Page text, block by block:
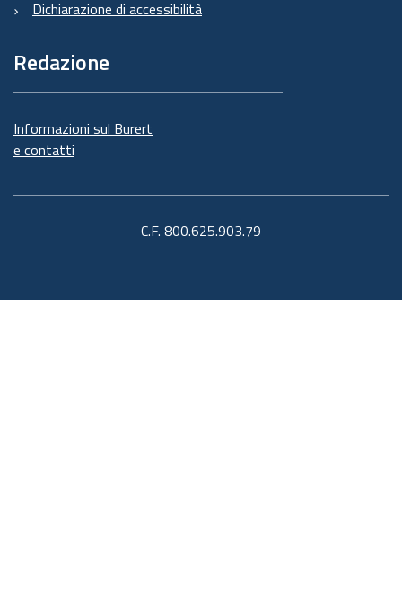
Dichiarazione di accessibilità
Redazione
Informazioni sul Burert
e contatti
C.F. 800.625.903.79